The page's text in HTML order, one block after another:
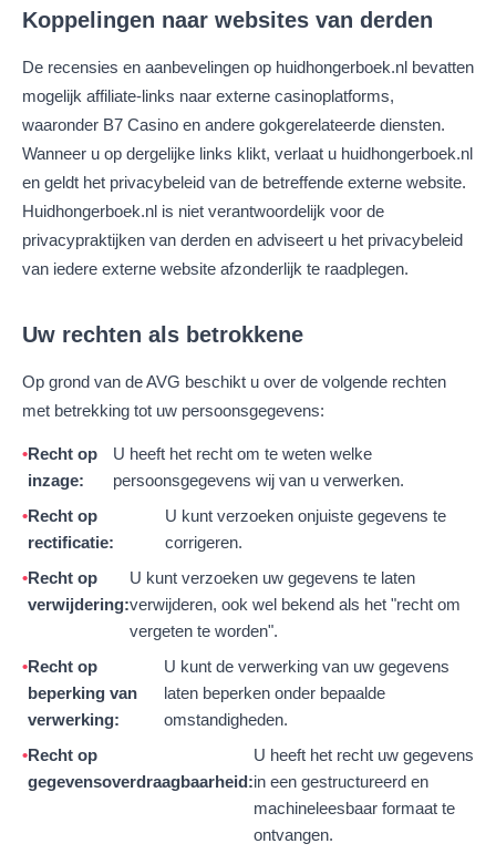
Koppelingen naar websites van derden
De recensies en aanbevelingen op huidhongerboek.nl bevatten
mogelijk affiliate-links naar externe casinoplatforms,
waaronder B7 Casino en andere gokgerelateerde diensten.
Wanneer u op dergelijke links klikt, verlaat u huidhongerboek.nl
en geldt het privacybeleid van de betreffende externe website.
Huidhongerboek.nl is niet verantwoordelijk voor de
privacypraktijken van derden en adviseert u het privacybeleid
van iedere externe website afzonderlijk te raadplegen.
Uw rechten als betrokkene
Op grond van de AVG beschikt u over de volgende rechten
met betrekking tot uw persoonsgegevens:
Recht op
inzage:
U heeft het recht om te weten welke
persoonsgegevens wij van u verwerken.
Recht op
rectificatie:
U kunt verzoeken onjuiste gegevens te
corrigeren.
Recht op
verwijdering:
U kunt verzoeken uw gegevens te laten
verwijderen, ook wel bekend als het "recht om
vergeten te worden".
Recht op
beperking van
verwerking:
U kunt de verwerking van uw gegevens
laten beperken onder bepaalde
omstandigheden.
Recht op
gegevensoverdraagbaarheid:
U heeft het recht uw gegevens
in een gestructureerd en
machineleesbaar formaat te
ontvangen.